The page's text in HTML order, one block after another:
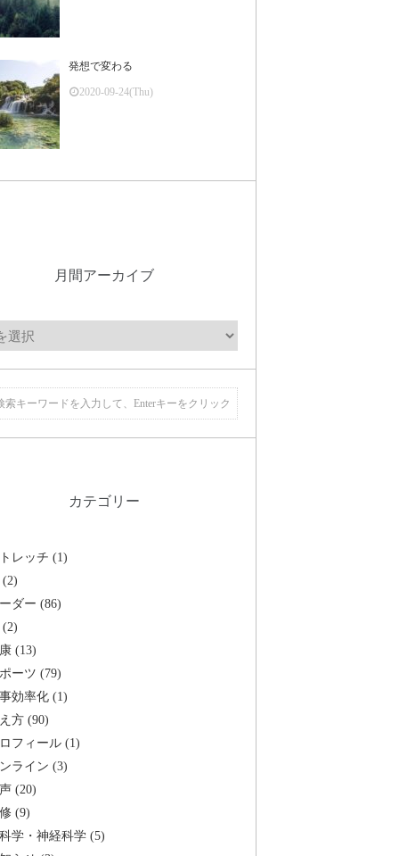
発想で変わる
2020-09-24(Thu)
月間アーカイブ
カテゴリー
レッチ (1)
ダー (86)
(13)
ーツ (79)
効率化 (1)
方 (90)
フィール (1)
ライン (3)
(20)
(9)
学・神経科学 (5)